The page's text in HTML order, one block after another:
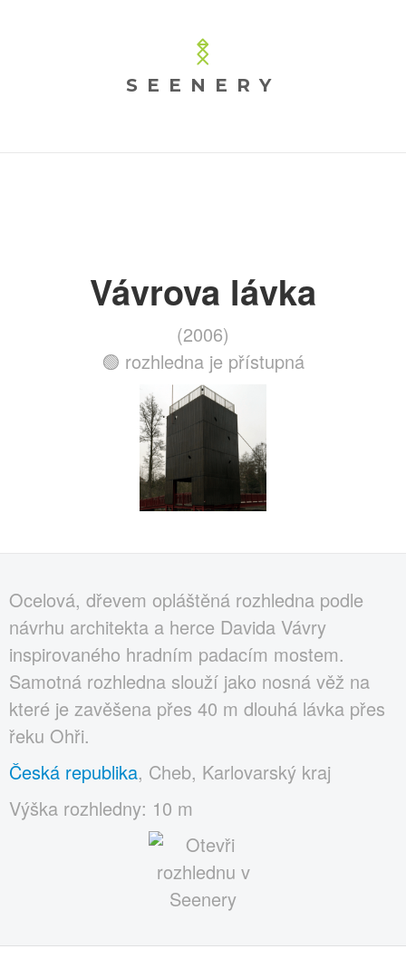
SEENERY
Vávrova lávka
(2006)
🟢 rozhledna je přístupná
Ocelová, dřevem opláštěná rozhledna podle
návrhu architekta a herce Davida Vávry
inspirovaného hradním padacím mostem.
Samotná rozhledna slouží jako nosná věž na
které je zavěšena přes 40 m dlouhá lávka přes
řeku Ohři.
Česká republika, Cheb, Karlovarský kraj
Výška rozhledny: 10 m